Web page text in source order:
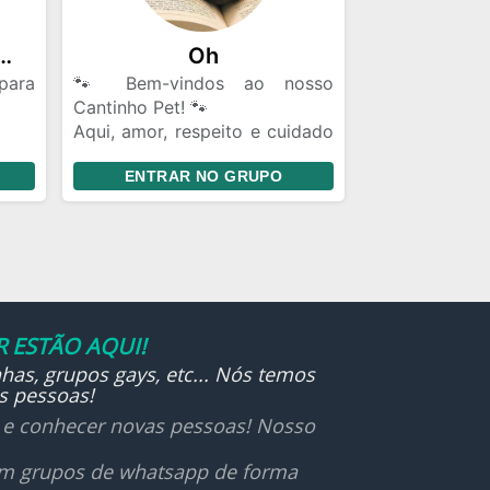
para Pet Oh
🐾 Bem-vindos ao nosso
Cantinho Pet! 🐾
Aqui, amor, respeito e cuidado
primeiro lugar. Este grupo é
um espaço seguro e acolhedor
fofas, dúvidas, adoções
responsáveis, orientações
veterinárias e muito carinho.
🛑 Respeito é essencial:
mensagens ofensivas, maus-
tratos ou comércio
ENTRAR NO GRUPO
ESTÃO AQUI!
grupos gays, etc... Nós temos
pessoas!
conhecer novas pessoas! Nosso
grupos de whatsapp de forma